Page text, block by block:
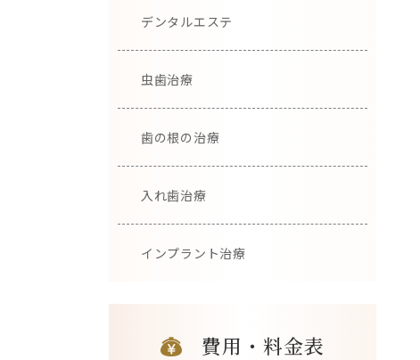
デンタルエステ
虫歯治療
歯の根の治療
入れ歯治療
インプラント治療
費用・料金表